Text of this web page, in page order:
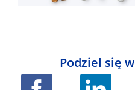
Podziel się